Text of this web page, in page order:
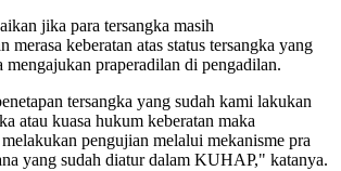
jika para tersangka masih
merasa keberatan atas status tersangka yang
mengajukan praperadilan di pengadilan.
tersangka yang sudah kami lakukan
atau kuasa hukum keberatan maka
pengujian melalui mekanisme pra
yang sudah diatur dalam KUHAP," katanya.